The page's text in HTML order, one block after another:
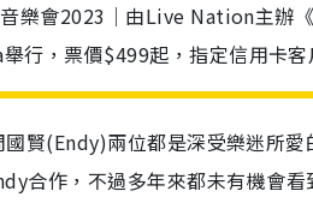
樂會2023｜由Live Nation主辦
行，票價$499起，指定信用卡
賢(Endy)兩位都是深受樂迷所
合作，不過多年來都未有機會